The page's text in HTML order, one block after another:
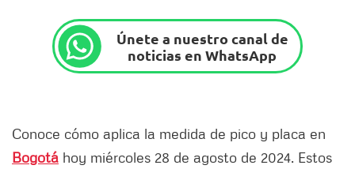
Únete a nuestro canal de
noticias en WhatsApp
Conoce cómo aplica la medida de pico y placa en
Bogotá hoy miércoles 28 de agosto de 2024. Estos